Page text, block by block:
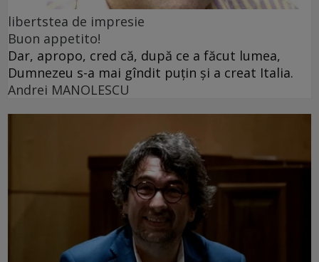
libertstea de impresie
Buon appetito!
Dar, apropo, cred că, după ce a făcut lumea,
Dumnezeu s-a mai gîndit puțin și a creat Italia.
Andrei MANOLESCU